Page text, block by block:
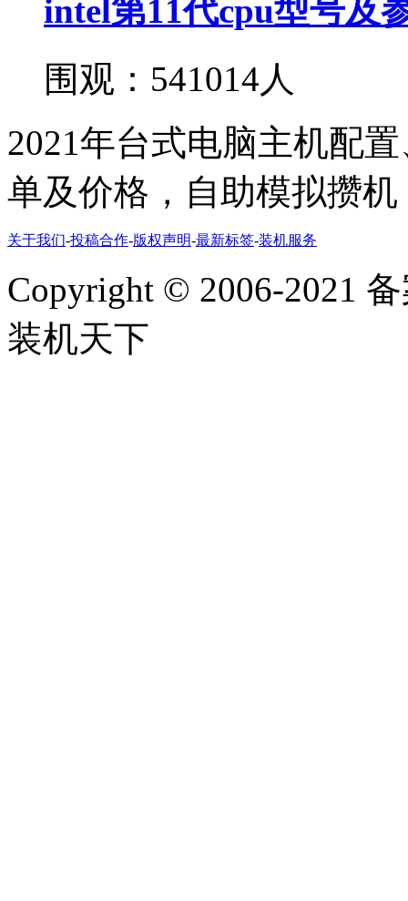
intel第11代cpu型号及
围观：541014人
2021年台式电脑主机配
单及价格，自助模拟攒机
关于我们-投稿合作-版权声明-最新标签-装机服务
Copyright © 2006-2021
装机天下